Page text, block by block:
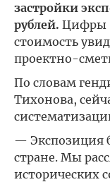
застройки
рублей. Цифры
стоимость
проектно-
По словам
Тихонова,
— Экспозиция
стране. Мы
исторических